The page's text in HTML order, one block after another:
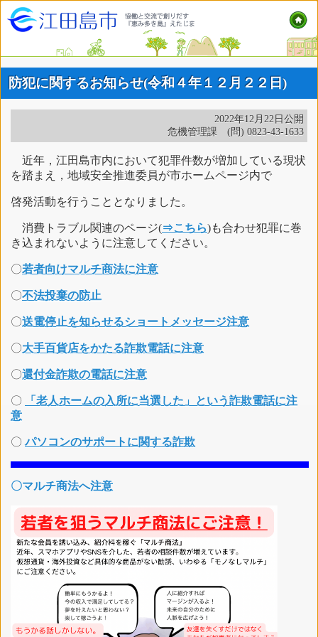
防犯に関するお知らせ(令和４年１２月２２日)
2022年12月22日公開
危機管理課 (問) 0823-43-1633
近年，江田島市内において犯罪件数が増加している現状
を踏まえ，地域安全推進委員が市ホームページ内で
啓発活動を行うこととなりました。
消費トラブル関連のページ(⇒こちら)も合わせ犯罪に巻
き込まれないように注意してください。
〇若者向けマルチ商法に注意
〇不法投棄の防止
〇送電停止を知らせるショートメッセージ注意
〇大手百貨店をかたる詐欺電話に注意
〇還付金詐欺の電話に注意
〇
「老人ホームの入所に当選した」という詐欺電話に注
意
〇パソコンのサポートに関する詐欺
〇マルチ商法へ注意